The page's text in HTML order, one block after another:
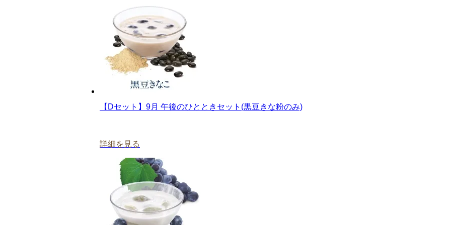
【Dセット】9月 午後のひとときセット(黒豆きな粉のみ)
詳細を見る